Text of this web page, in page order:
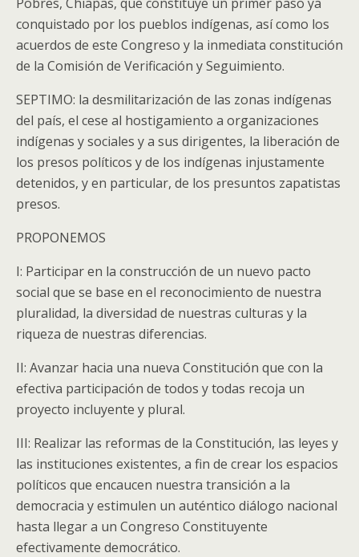
conquistado por los pueblos indígenas, así como los
acuerdos de este Congreso y la inmediata constitución
de la Comisión de Verificación y Seguimiento.
SEPTIMO: la desmilitarización de las zonas indígenas
del país, el cese al hostigamiento a organizaciones
indígenas y sociales y a sus dirigentes, la liberación de
los presos políticos y de los indígenas injustamente
detenidos, y en particular, de los presuntos zapatistas
presos.
PROPONEMOS
I: Participar en la construcción de un nuevo pacto
social que se base en el reconocimiento de nuestra
pluralidad, la diversidad de nuestras culturas y la
riqueza de nuestras diferencias.
II: Avanzar hacia una nueva Constitución que con la
efectiva participación de todos y todas recoja un
proyecto incluyente y plural.
III: Realizar las reformas de la Constitución, las leyes y
las instituciones existentes, a fin de crear los espacios
políticos que encaucen nuestra transición a la
democracia y estimulen un auténtico diálogo nacional
hasta llegar a un Congreso Constituyente
efectivamente democrático.